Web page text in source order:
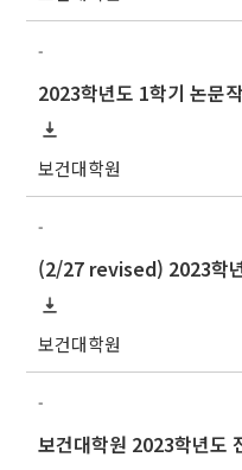
-
보건대학원
-
보건대학원
-
보건대학원 2023학년도